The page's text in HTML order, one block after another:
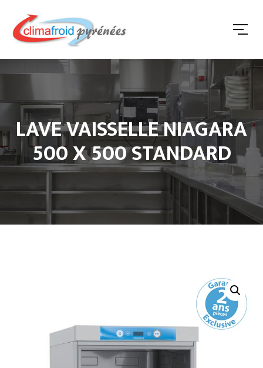
LAVE VAISSELLE NIAGARA
500 X 500 STANDARD